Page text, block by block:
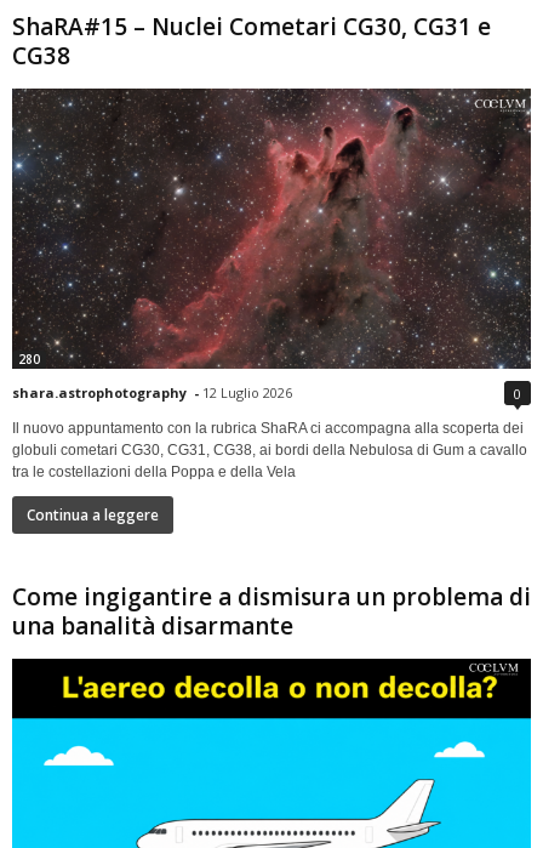
ShaRA#15 – Nuclei Cometari CG30, CG31 e
CG38
280
shara.astrophotography - 12 Luglio 2026 0
Il nuovo appuntamento con la rubrica ShaRA ci accompagna alla scoperta dei
globuli cometari CG30, CG31, CG38, ai bordi della Nebulosa di Gum a cavallo
tra le costellazioni della Poppa e della Vela
Continua a leggere
Come ingigantire a dismisura un problema di
una banalità disarmante